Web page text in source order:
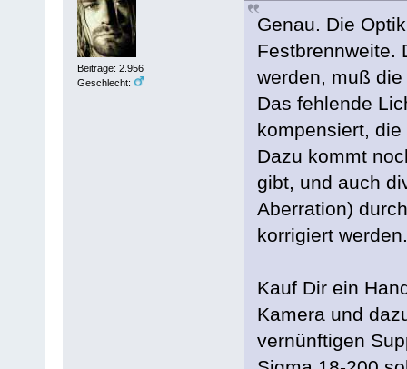
Beiträge: 2.956
Geschlecht:
Genau. Die
Festbrennweite.
werden, muß
Das fehlende
kompensiert,
Dazu kommt
gibt, und auch
Aberration)
korrigiert werden.
Kauf Dir ein
Kamera und
vernünftigen